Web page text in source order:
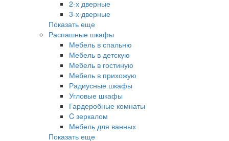
2-х дверные
3-х дверные
Показать еще
Распашные шкафы
Мебель в спальню
Мебель в детскую
Мебель в гостиную
Мебель в прихожую
Радиусные шкафы
Угловые шкафы
Гардеробные комнаты
C зеркалом
Мебель для ванных
Показать еще